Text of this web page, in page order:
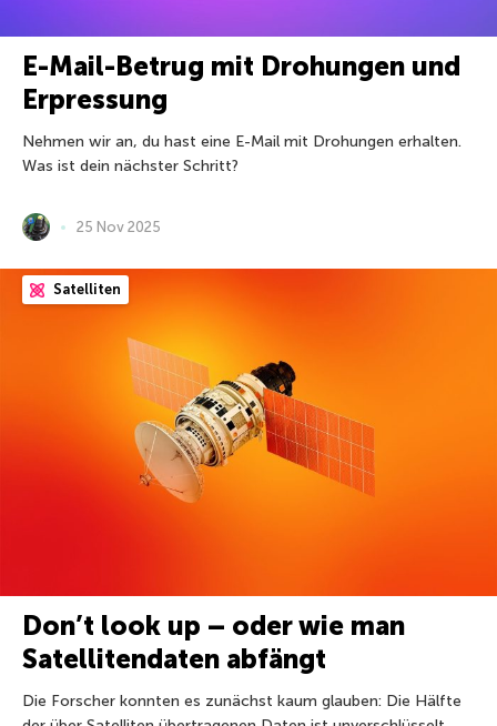
E-Mail-Betrug mit Drohungen und
Erpressung
Nehmen wir an, du hast eine E-Mail mit Drohungen erhalten.
Was ist dein nächster Schritt?
25 Nov 2025
Satelliten
Don’t look up – oder wie man
Satellitendaten abfängt
Die Forscher konnten es zunächst kaum glauben: Die Hälfte